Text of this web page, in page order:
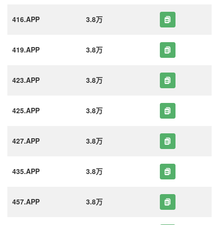
416.APP 3.8万
419.APP 3.8万
423.APP 3.8万
425.APP 3.8万
427.APP 3.8万
435.APP 3.8万
457.APP 3.8万